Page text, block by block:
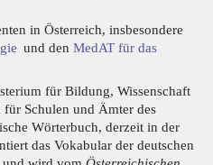
in Österreich, insbesondere
und den MedAT für das
für Bildung, Wissenschaft
Schulen und Ämter des
Wörterbuch, derzeit in der
das Vokabular der deutschen